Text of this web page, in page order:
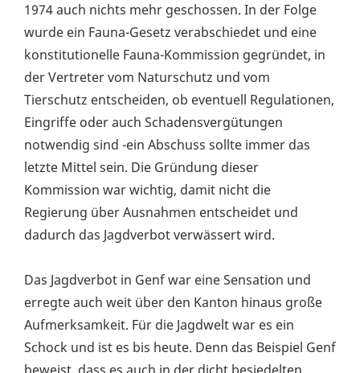
1974 auch nichts mehr geschossen. In der Folge
wurde ein Fauna-Gesetz verabschiedet und eine
konstitutionelle Fauna-Kommission gegründet, in
der Vertreter vom Naturschutz und vom
Tierschutz entscheiden, ob eventuell Regulationen,
Eingriffe oder auch Schadensvergütungen
notwendig sind -ein Abschuss sollte immer das
letzte Mittel sein. Die Gründung dieser
Kommission war wichtig, damit nicht die
Regierung über Ausnahmen entscheidet und
dadurch das Jagdverbot verwässert wird.
Das Jagdverbot in Genf war eine Sensation und
erregte auch weit über den Kanton hinaus große
Aufmerksamkeit. Für die Jagdwelt war es ein
Schock und ist es bis heute. Denn das Beispiel Genf